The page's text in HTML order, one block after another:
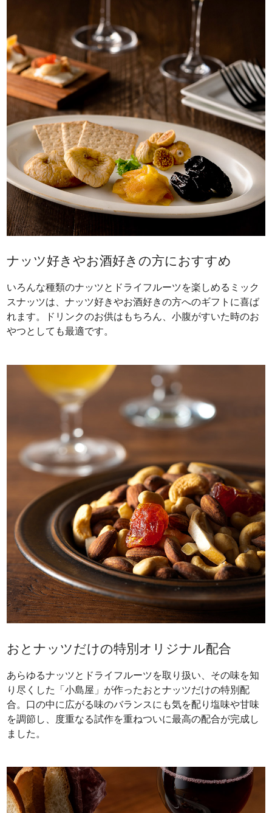
ナッツ好きやお酒好きの方におすすめ
いろんな種類のナッツとドライフルーツを楽しめるミック
スナッツは、ナッツ好きやお酒好きの方へのギフトに喜ば
れます。ドリンクのお供はもちろん、小腹がすいた時のお
やつとしても最適です。
おとナッツだけの特別オリジナル配合
あらゆるナッツとドライフルーツを取り扱い、その味を知
り尽くした「小島屋」が作ったおとナッツだけの特別配
合。口の中に広がる味のバランスにも気を配り塩味や甘味
を調節し、度重なる試作を重ねついに最高の配合が完成し
ました。